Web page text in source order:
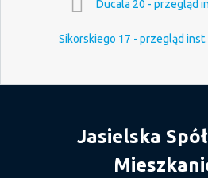
Ducala 20 - przegląd
Sikorskiego 17 - przegląd
Jasielska